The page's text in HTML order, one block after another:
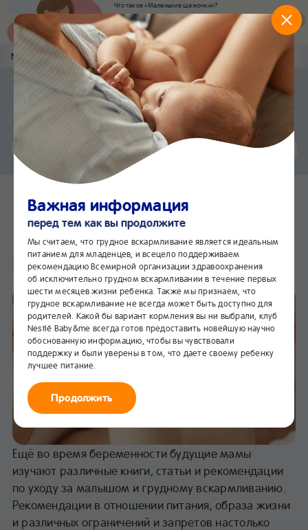
Что такое «Маленькие шажочки»?
Наш новый суперсервис для отслеживания
развития вашего малыша
Попробовать сейчас
Nestlé Baby &me Статьи
Приложение Nestlé Baby&me
Еще быстрее и удобнее
Установить
Чат24/7
Чего следует избегать
при грудном вскармливании
В избранное
Грудное вскармливание
Ещё во время беременности будущие мамы
изучают различные книги, статьи и рекомендации
по уходу за малышом и грудному вскармливанию.
Рекомендации в отношении питания, образа жизни
и различных ограничений и запретов настолько
Важная информация
перед тем как вы продолжите
Мы считаем, что грудное вскармливание является идеальным
питанием для младенцев, и всецело поддерживаем
рекомендацию Всемирной организации здравоохранения
об исключительно грудном вскармливании в течение первых
шести месяцев жизни ребенка. Также мы признаем, что
грудное вскармливание не всегда может быть доступно для
родителей. Какой бы вариант кормления вы ни выбрали, клуб
Nestlé Baby&me всегда готов предоставить новейшую научно
обоснованную информацию, чтобы вы чувствовали
поддержку и были уверены в том, что даете своему ребенку
лучшее питание.
Продолжить